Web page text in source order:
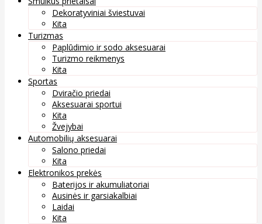
Dekoratyviniai šviestuvai
Kita
Turizmas
Paplūdimio ir sodo aksesuarai
Turizmo reikmenys
Kita
Sportas
Dviračio priedai
Aksesuarai sportui
Kita
Žvejybai
Automobilių aksesuarai
Salono priedai
Kita
Elektronikos prekės
Baterijos ir akumuliatoriai
Ausinės ir garsiakalbiai
Laidai
Kita